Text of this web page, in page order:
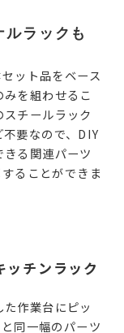
ラックも
ット品をベース
を組わせるこ
チールラック
要なので、DIY
る関連パーツ
ることができま
チンラック
作業台にピッ
同一幅のパーツ